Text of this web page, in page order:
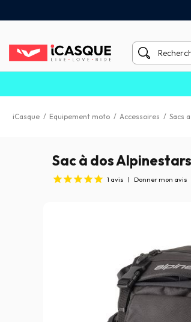
iCasque / Equipement moto / Accessoires / Sacs
Sac à dos
1 avis | Donner mon avis